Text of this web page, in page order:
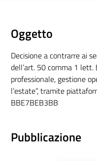
Oggetto
Decisione a contrarre ai
dell’art. 50 comma 1 lett.
professionale, gestione
l’estate”, tramite
BBE7BEB3BB
Pubblicazione